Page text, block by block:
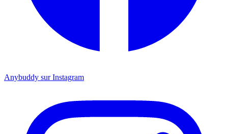
Anybuddy sur Instagram